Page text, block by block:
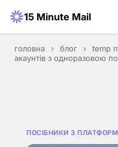
15 Minute Mail
головна › блог ›
temp
акаунтів з одноразовою
ПОСІБНИКИ З ПЛАТФОРМ